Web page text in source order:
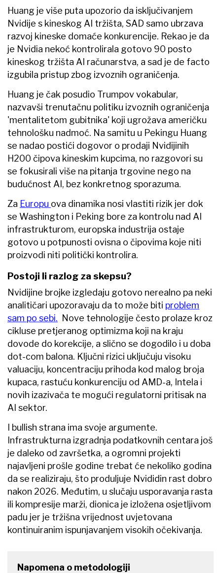
Huang je više puta upozorio da isključivanjem
Nvidije s kineskog AI tržišta, SAD samo ubrzava
razvoj kineske domaće konkurencije. Rekao je da
je Nvidia nekoć kontrolirala gotovo 90 posto
kineskog tržišta AI računarstva, a sad je de facto
izgubila pristup zbog izvoznih ograničenja.
Huang je čak posudio Trumpov vokabular,
nazvavši trenutačnu politiku izvoznih ograničenja
'mentalitetom gubitnika' koji ugrožava američku
tehnološku nadmoć. Na samitu u Pekingu Huang
se nadao postići dogovor o prodaji Nvidijinih
H200 čipova kineskim kupcima, no razgovori su
se fokusirali više na pitanja trgovine nego na
budućnost AI, bez konkretnog sporazuma.
Za Europu ova dinamika nosi vlastiti rizik jer dok
se Washington i Peking bore za kontrolu nad AI
infrastrukturom, europska industrija ostaje
gotovo u potpunosti ovisna o čipovima koje niti
proizvodi niti politički kontrolira.
Postoji li razlog za skepsu?
Nvidijine brojke izgledaju gotovo nerealno pa neki
analitičari upozoravaju da to može biti problem
sam po sebi. Nove tehnologije često prolaze kroz
cikluse pretjeranog optimizma koji na kraju
dovode do korekcije, a slično se dogodilo i u doba
dot-com balona. Ključni rizici uključuju visoku
valuaciju, koncentraciju prihoda kod malog broja
kupaca, rastuću konkurenciju od AMD-a, Intela i
novih izazivača te mogući regulatorni pritisak na
AI sektor.
I bullish strana ima svoje argumente.
Infrastrukturna izgradnja podatkovnih centara još
je daleko od završetka, a ogromni projekti
najavljeni prošle godine trebat će nekoliko godina
da se realiziraju, što produljuje Nvididin rast dobro
nakon 2026. Međutim, u slučaju usporavanja rasta
ili kompresije marži, dionica je izložena osjetljivom
padu jer je tržišna vrijednost uvjetovana
kontinuiranim ispunjavanjem visokih očekivanja.
Napomena o metodologiji